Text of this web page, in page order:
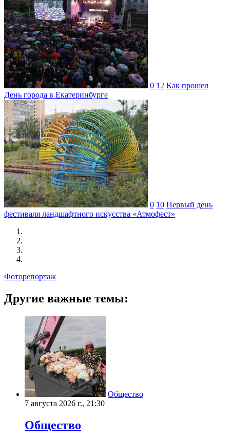
0 12 Как прошел
День города в Екатеринбурге
0 10 Первый день
фестиваля ландшафтного искусства «Атмофест»
Фоторепортаж
Другие важные темы:
Общество
7 августа 2026 г., 21:30
Общество